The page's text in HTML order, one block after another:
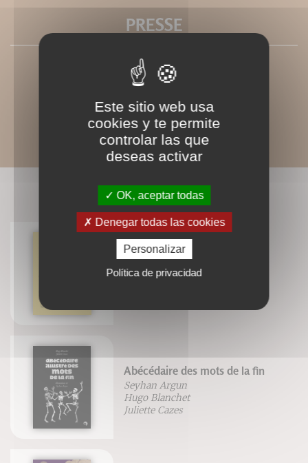
PRESSE
LIVRES ASSOCIÉS
Nos racines celtiques
Abécédaire des mots de la fin
Seyhan Argun
Hugo Blanchet
Juliette Cazes
Este sitio web usa
cookies y te permite
controlar las que
deseas activar
OK, aceptar todas
Denegar todas las cookies
Personalizar
Política de privacidad